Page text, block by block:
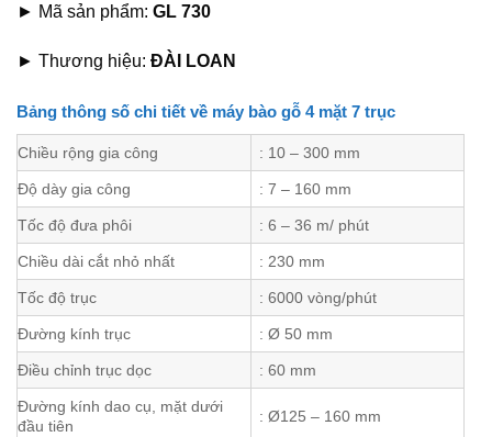
► Mã sản phẩm: GL 730
► Thương hiệu: ĐÀI LOAN
Bảng thông số chi tiết về máy bào gỗ 4 mặt 7 trục
Chiều rộng gia công : 10 – 300 mm
Độ dày gia công : 7 – 160 mm
Tốc độ đưa phôi : 6 – 36 m/ phút
Chiều dài cắt nhỏ nhất : 230 mm
Tốc độ trục : 6000 vòng/phút
Đường kính trục : Ø 50 mm
Điều chỉnh trục dọc : 60 mm
Đường kính dao cụ, mặt dưới
đầu tiên
: Ø125 – 160 mm